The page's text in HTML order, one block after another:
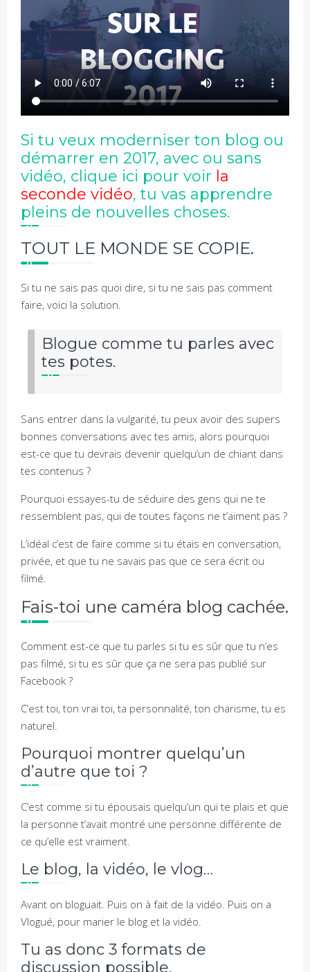
Si tu veux moderniser ton blog ou
démarrer en 2017, avec ou sans
vidéo, clique ici pour voir la
seconde vidéo, tu vas apprendre
pleins de nouvelles choses.
TOUT LE MONDE SE COPIE.
Si tu ne sais pas quoi dire, si tu ne sais pas comment
faire, voici la solution.
Blogue comme tu parles avec
tes potes.
Sans entrer dans la vulgarité, tu peux avoir des supers
bonnes conversations avec tes amis, alors pourquoi
est-ce que tu devrais devenir quelqu’un de chiant dans
tes contenus ?
Pourquoi essayes-tu de séduire des gens qui ne te
ressemblent pas, qui de toutes façons ne t’aiment pas ?
L’idéal c’est de faire comme si tu étais en conversation,
privée, et que tu ne savais pas que ce sera écrit ou
filmé.
Fais-toi une caméra blog cachée.
Comment est-ce que tu parles si tu es sûr que tu n’es
pas filmé, si tu es sûr que ça ne sera pas publié sur
Facebook ?
C’est toi, ton vrai toi, ta personnalité, ton charisme, tu es
naturel.
Pourquoi montrer quelqu’un
d’autre que toi ?
C’est comme si tu épousais quelqu’un qui te plais et que
la personne t’avait montré une personne différente de
ce qu’elle est vraiment.
Le blog, la vidéo, le vlog…
Avant on bloguait. Puis on à fait de la vidéo. Puis on a
Vlogué, pour marier le blog et la vidéo.
Tu as donc 3 formats de
discussion possible.